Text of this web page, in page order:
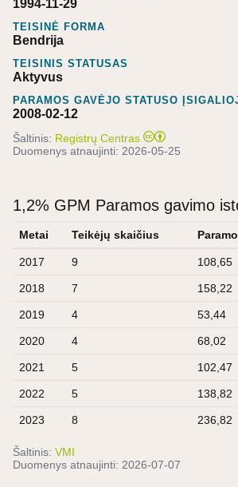
1994-11-29
TEISINĖ FORMA
Bendrija
TEISINIS STATUSAS
Aktyvus
PARAMOS GAVĖJO STATUSO
2008-02-12
Šaltinis: Registrų Centras
Duomenys atnaujinti: 2026-05-25
1,2% GPM Paramos gavimo
Metai Teikėjų skaičius
2017 9 108,65
2018 7 158,22
2019 4 53,44
2020 4 68,02
2021 5 102,47
2022 5 138,82
2023 8 236,82
Šaltinis: VMI
Duomenys atnaujinti: 2026-07-07